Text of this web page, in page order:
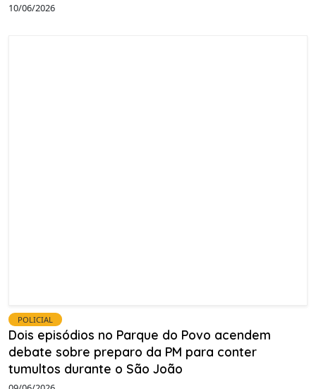
10/06/2026
POLICIAL
Dois episódios no Parque do Povo acendem
debate sobre preparo da PM para conter
tumultos durante o São João